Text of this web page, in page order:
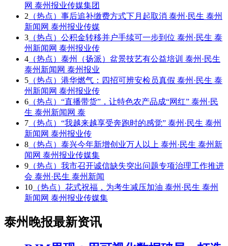
网 泰州报业传媒集团
2 （热点）事后追补缴费方式下月起取消 泰州·民生 泰州
新闻网 泰州报业传媒
3 （热点）公积金转移并户手续可一步到位 泰州·民生 泰
州新闻网 泰州报业传
4 （热点）泰州（扬派）盆景技艺有公益培训 泰州·民生
泰州新闻网 泰州报业
5 （热点）港华燃气：四招可辨安检员真假 泰州·民生 泰
州新闻网 泰州报业传
6 （热点）“直播带货”，让特色农产品成“网红” 泰州·民
生 泰州新闻网 泰
7 （热点）“我越来越享受奔跑时的感觉” 泰州·民生 泰州
新闻网 泰州报业传
8 （热点）泰兴今年新增创业万人以上 泰州·民生 泰州新
闻网 泰州报业传媒集
9 （热点）我市召开诚信缺失突出问题专项治理工作推进
会 泰州·民生 泰州新闻
10 （热点）花式祝福，为考生减压加油 泰州·民生 泰州
新闻网 泰州报业传媒集
泰州晚报最新资讯